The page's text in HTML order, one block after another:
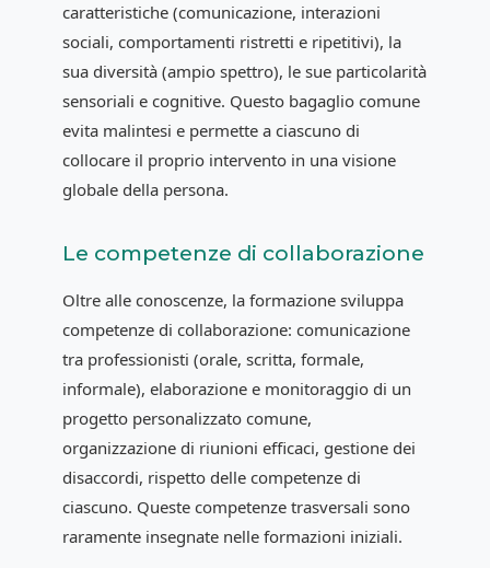
caratteristiche (comunicazione, interazioni
sociali, comportamenti ristretti e ripetitivi), la
sua diversità (ampio spettro), le sue particolarità
sensoriali e cognitive. Questo bagaglio comune
evita malintesi e permette a ciascuno di
collocare il proprio intervento in una visione
globale della persona.
Le competenze di collaborazione
Oltre alle conoscenze, la formazione sviluppa
competenze di collaborazione: comunicazione
tra professionisti (orale, scritta, formale,
informale), elaborazione e monitoraggio di un
progetto personalizzato comune,
organizzazione di riunioni efficaci, gestione dei
disaccordi, rispetto delle competenze di
ciascuno. Queste competenze trasversali sono
raramente insegnate nelle formazioni iniziali.